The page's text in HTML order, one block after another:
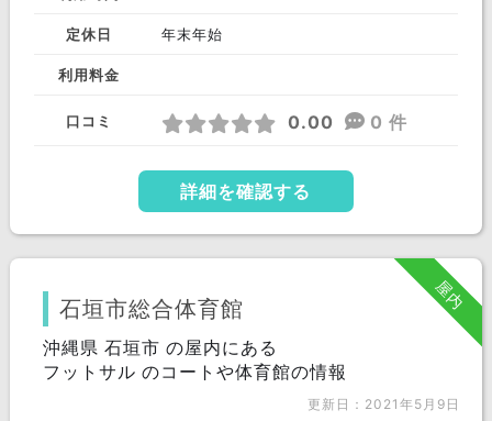
定休日 年末年始
利用料金
口コミ 0.00 0 件
詳細を確認する
屋内
石垣市総合体育館
沖縄県 石垣市 の屋内にある
フットサル のコートや体育館の情報
更新日：2021年5月9日